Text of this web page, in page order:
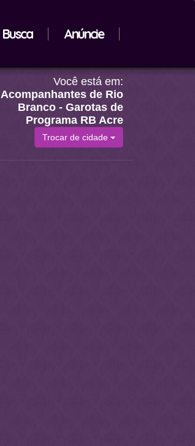
Busca Anúncie
Você está em:
Acompanhantes de Rio
Branco - Garotas de
Programa RB Acre
Trocar de cidade